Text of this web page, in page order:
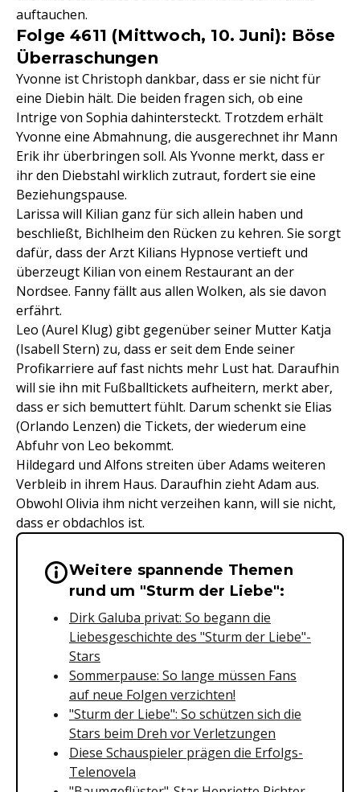
auftauchen.
Folge 4611 (Mittwoch, 10. Juni): Böse
Überraschungen
Yvonne ist Christoph dankbar, dass er sie nicht für
eine Diebin hält. Die beiden fragen sich, ob eine
Intrige von Sophia dahintersteckt. Trotzdem erhält
Yvonne eine Abmahnung, die ausgerechnet ihr Mann
Erik ihr überbringen soll. Als Yvonne merkt, dass er
ihr den Diebstahl wirklich zutraut, fordert sie eine
Beziehungspause.
Larissa will Kilian ganz für sich allein haben und
beschließt, Bichlheim den Rücken zu kehren. Sie sorgt
dafür, dass der Arzt Kilians Hypnose vertieft und
überzeugt Kilian von einem Restaurant an der
Nordsee. Fanny fällt aus allen Wolken, als sie davon
erfährt.
Leo (Aurel Klug) gibt gegenüber seiner Mutter Katja
(Isabell Stern) zu, dass er seit dem Ende seiner
Profikarriere auf fast nichts mehr Lust hat. Daraufhin
will sie ihn mit Fußballtickets aufheitern, merkt aber,
dass er sich bemuttert fühlt. Darum schenkt sie Elias
(Orlando Lenzen) die Tickets, der wiederum eine
Abfuhr von Leo bekommt.
Hildegard und Alfons streiten über Adams weiteren
Verbleib in ihrem Haus. Daraufhin zieht Adam aus.
Obwohl Olivia ihm nicht verzeihen kann, will sie nicht,
dass er obdachlos ist.
Wichtige Hinweise &
Weitere spannende Themen
rund um "Sturm der Liebe":
Dirk Galuba privat: So begann die
Liebesgeschichte des "Sturm der Liebe"-
Stars
Sommerpause: So lange müssen Fans
auf neue Folgen verzichten!
"Sturm der Liebe": So schützen sich die
Stars beim Dreh vor Verletzungen
Diese Schauspieler prägen die Erfolgs-
Telenovela